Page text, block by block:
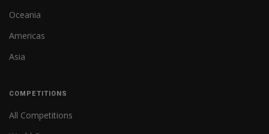
Oceania
Americas
Asia
COMPETITIONS
All Competitions